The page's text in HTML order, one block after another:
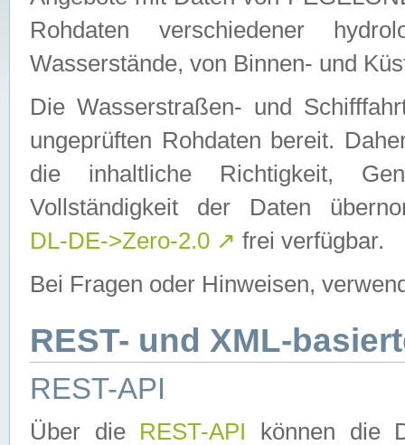
Rohdaten verschiedener
Wasserstände, von Binnen- und
Die Wasserstraßen- und
ungeprüften Rohdaten bereit.
die inhaltliche Richtigkeit,
Vollständigkeit der Daten
DL-DE->Zero-2.0 ↗ frei verfügbar.
Bei Fragen oder Hinweisen,
REST- und XML-
REST-API
Über die REST-API können die